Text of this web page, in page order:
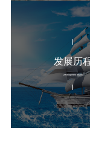
发展历
Development history